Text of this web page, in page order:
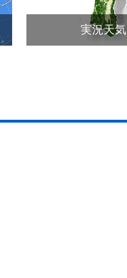
実況天気